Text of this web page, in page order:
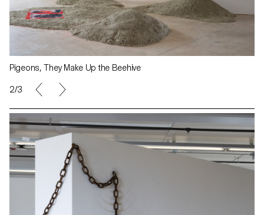
Pigeons, They Make Up the Beehive
2/3